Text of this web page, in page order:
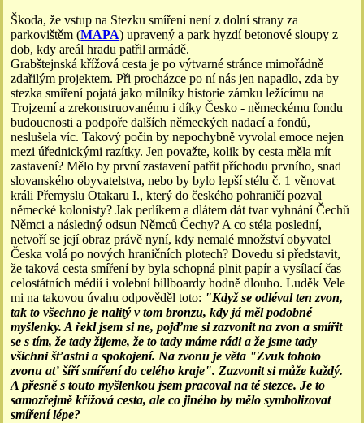
Škoda, že vstup na Stezku smíření není z dolní strany za
parkovištěm (MAPA) upravený a park hyzdí betonové sloupy z
dob, kdy areál hradu patřil armádě.
Grabštejnská křížová cesta je po výtvarné stránce mimořádně
zdařilým projektem. Při procházce po ní nás jen napadlo, zda by
stezka smíření pojatá jako milníky historie zámku ležícímu na
Trojzemí a zrekonstruovanému i díky Česko - německému fondu
budoucnosti a podpoře dalších německých nadací a fondů,
neslušela víc. Takový počin by nepochybně vyvolal emoce nejen
mezi úřednickými razítky. Jen považte, kolik by cesta měla mít
zastavení? Mělo by první zastavení patřit příchodu prvního, snad
slovanského obyvatelstva, nebo by bylo lepší stélu č. 1 věnovat
králi Přemyslu Otakaru I., který do českého pohraničí pozval
německé kolonisty? Jak perlíkem a dlátem dát tvar vyhnání Čechů
Němci a následný odsun Němců Čechy? A co stéla poslední,
netvoří se její obraz právě nyní, kdy nemalé množství obyvatel
Česka volá po nových hraničních plotech? Dovedu si představit,
že taková cesta smíření by byla schopná plnit papír a vysílací čas
celostátních médií i volební billboardy hodně dlouho. Luděk Vele
mi na takovou úvahu odpověděl toto: "Když se odléval ten zvon,
tak to všechno je nalitý v tom bronzu, kdy já měl podobné
myšlenky. A řekl jsem si ne, pojďme si zazvonit na zvon a smířit
se s tím, že tady žijeme, že to tady máme rádi a že jsme tady
všichni šťastni a spokojení. Na zvonu je věta "Zvuk tohoto
zvonu ať šíří smíření do celého kraje". Zazvonit si může každý.
A přesně s touto myšlenkou jsem pracoval na té stezce. Je to
samozřejmě křížová cesta, ale co jiného by mělo symbolizovat
smíření lépe?